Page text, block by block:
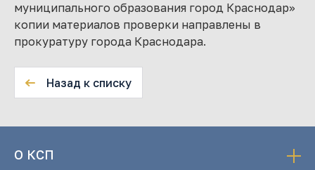
муниципального образования город Краснодар»
копии материалов проверки направлены в
прокуратуру города Краснодара.
Назад к списку
О КСП